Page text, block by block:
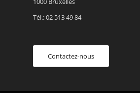
Tél.: 02 513 49 84
Contactez-nous